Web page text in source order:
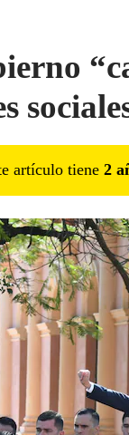
artículo tiene 2